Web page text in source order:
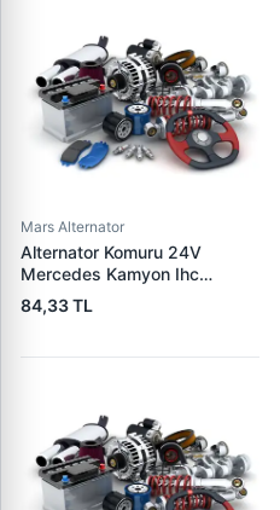
Mars Alternator
Alternator Komuru 24V
Mercedes Kamyon Ihc
Magirus MAN Saab Scania
Iveco | MEGA BX 202 | OEM
84,33 TL